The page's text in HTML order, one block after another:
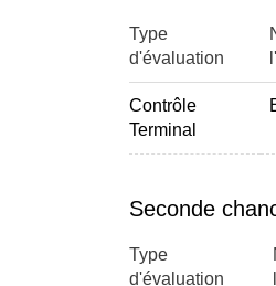
Type
d'évaluation
Contrôle
Terminal
Seconde
Type
d'évaluation